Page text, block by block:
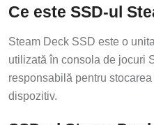
Ce este SSD-ul
Steam Deck SSD este o
utilizată în consola de jocuri
responsabilă pentru
dispozitiv.